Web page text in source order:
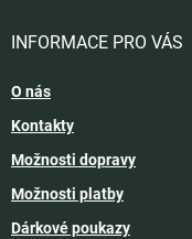
INFORMACE PRO VÁS
O nás
Kontakty
Možnosti dopravy
Možnosti platby
Dárkové poukazy